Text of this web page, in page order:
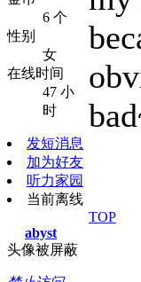
6 个
性别
女
在线时间
47 小
时
发短消息
加为好友
听力家园
当前离线
TOP
abyst
头像被屏蔽